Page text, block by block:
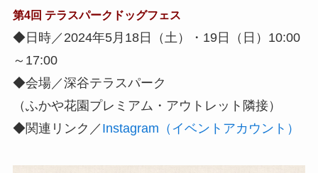
第4回 テラスパークドッグフェス
◆日時／2024年5月18日（土）・19日（日）10:00
～17:00
◆会場／深谷テラスパーク
（ふかや花園プレミアム・アウトレット隣接）
◆関連リンク／ Instagram（イベントアカウント）